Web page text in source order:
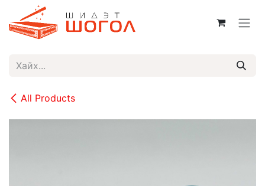
Skip to Content
All Products